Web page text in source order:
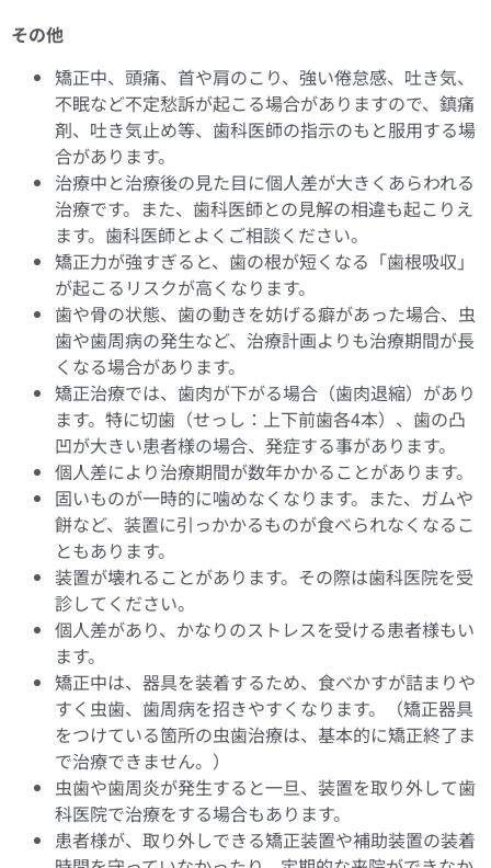
その他
矯正中、頭痛、首や肩のこり、強い倦怠感、吐き気、
不眠など不定愁訴が起こる場合がありますので、鎮痛
剤、吐き気止め等、歯科医師の指示のもと服用する場
合があります。
治療中と治療後の見た目に個人差が大きくあらわれる
治療です。また、歯科医師との見解の相違も起こりえ
ます。歯科医師とよくご相談ください。
矯正力が強すぎると、歯の根が短くなる「歯根吸収」
が起こるリスクが高くなります。
歯や骨の状態、歯の動きを妨げる癖があった場合、虫
歯や歯周病の発生など、治療計画よりも治療期間が長
くなる場合があります。
矯正治療では、歯肉が下がる場合（歯肉退縮）があり
ます。特に切歯（せっし：上下前歯各4本）、歯の凸
凹が大きい患者様の場合、発症する事があります。
個人差により治療期間が数年かかることがあります。
固いものが一時的に噛めなくなります。また、ガムや
餅など、装置に引っかかるものが食べられなくなるこ
ともあります。
装置が壊れることがあります。その際は歯科医院を受
診してください。
個人差があり、かなりのストレスを受ける患者様もい
ます。
矯正中は、器具を装着するため、食べかすが詰まりや
すく虫歯、歯周病を招きやすくなります。（矯正器具
をつけている箇所の虫歯治療は、基本的に矯正終了ま
で治療できません。）
虫歯や歯周炎が発生すると一旦、装置を取り外して歯
科医院で治療をする場合もあります。
患者様が、取り外しできる矯正装置や補助装置の装着